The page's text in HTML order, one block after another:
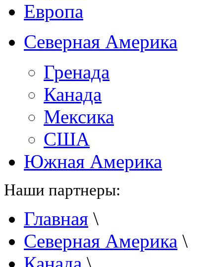
Европа
Северная Америка
Гренада
Канада
Мексика
США
Южная Америка
Наши партнеры:
Главная \
Северная Америка \